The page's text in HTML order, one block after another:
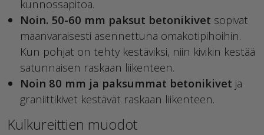
kunnossapitoa.
Noin. 50-60 mm paksut betonikivet sopivat
maanvaraisesti asennettuna omakotipihoihin.
Kun pohjat on tehty kestäviksi, niin kivikin kestää
satunnaisen raskaan liikenteen.
Noin 80 mm ja paksummat betonikivet ja
graniittikivet kestävät raskaan liikenteen.
Kulkureittien muodot